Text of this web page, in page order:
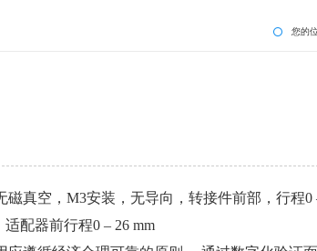
您的
磁真空，M3安装，无导向，转接件前部，行程0
配器前行程0 – 26 mm